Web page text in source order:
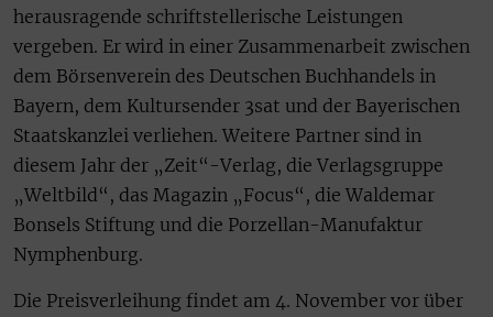
herausragende schriftstellerische Leistungen
vergeben. Er wird in einer Zusammenarbeit zwischen
dem Börsenverein des Deutschen Buchhandels in
Bayern, dem Kultursender 3sat und der Bayerischen
Staatskanzlei verliehen. Weitere Partner sind in
diesem Jahr der „Zeit“-Verlag, die Verlagsgruppe
„Weltbild“, das Magazin „Focus“, die Waldemar
Bonsels Stiftung und die Porzellan-Manufaktur
Nymphenburg.
Die Preisverleihung findet am 4. November vor über